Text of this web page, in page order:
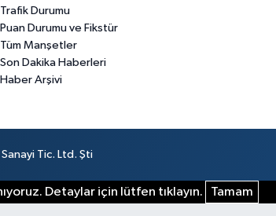
Trafik Durumu
Puan Durumu ve Fikstür
Tüm Manşetler
Son Dakika Haberleri
Haber Arşivi
Tic. Ltd. Şti
Detaylar için lütfen tıklayın. Tamam